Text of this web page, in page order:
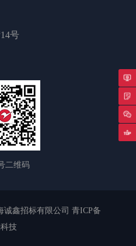
号
二维码
诚鑫招标有限公司 青ICP备
技
专
返